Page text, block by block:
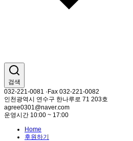
검색
032-221-0081 ·Fax 032-221-0082
인천광역시 연수구 한나루로 71 203호
agree0301@naver.com
운영시간 10:00 ~ 17:00
Home
후원하기